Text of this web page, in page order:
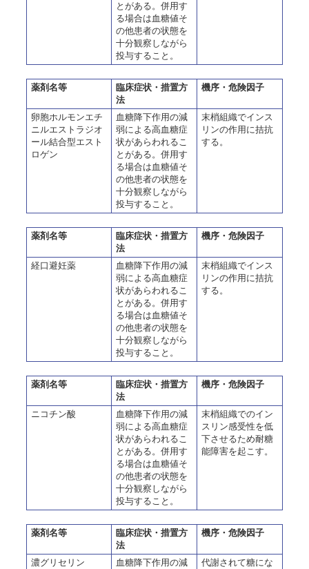
とがある。併用す
る場合は血糖値そ
の他患者の状態を
十分観察しながら
投与すること。
薬剤名等
臨床症状・措置方
法
機序・危険因子
卵胞ホルモンエチ
ニルエストラジオ
ール結合型エスト
ロゲン
血糖降下作用の減
弱による高血糖症
状があらわれるこ
とがある。併用す
る場合は血糖値そ
の他患者の状態を
十分観察しながら
投与すること。
末梢組織でインス
リンの作用に拮抗
する。
薬剤名等
臨床症状・措置方
法
機序・危険因子
経口避妊薬
血糖降下作用の減
弱による高血糖症
状があらわれるこ
とがある。併用す
る場合は血糖値そ
の他患者の状態を
十分観察しながら
投与すること。
末梢組織でインス
リンの作用に拮抗
する。
薬剤名等
臨床症状・措置方
法
機序・危険因子
ニコチン酸
血糖降下作用の減
弱による高血糖症
状があらわれるこ
とがある。併用す
る場合は血糖値そ
の他患者の状態を
十分観察しながら
投与すること。
末梢組織でのイン
スリン感受性を低
下させるため耐糖
能障害を起こす。
薬剤名等
臨床症状・措置方
法
機序・危険因子
濃グリセリン 血糖降下作用の減 代謝されて糖にな